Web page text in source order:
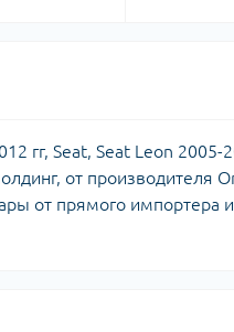
гг, Seat, Seat Leon 2005-
от производителя
от прямого импортера и